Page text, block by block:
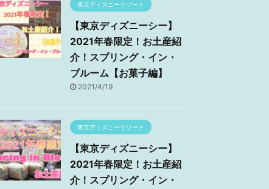
東京ディズニーリゾート
【東京ディズニーシー】
2021年春限定！お土産紹
介！スプリング・イン・
ブルーム【お菓子編】
2021/4/19
東京ディズニーリゾート
【東京ディズニーシー】
2021年春限定！お土産紹
介！スプリング・イン・